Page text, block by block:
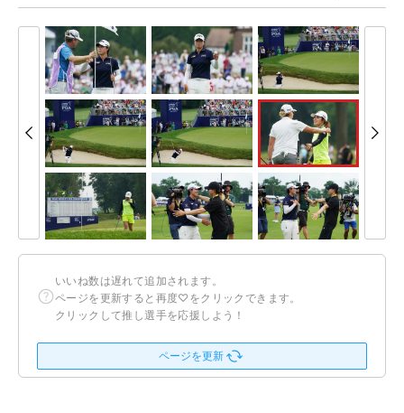
いいね数は遅れて追加されます。
ページを更新すると再度♡をクリックできます。
クリックして推し選手を応援しよう！
ページを更新